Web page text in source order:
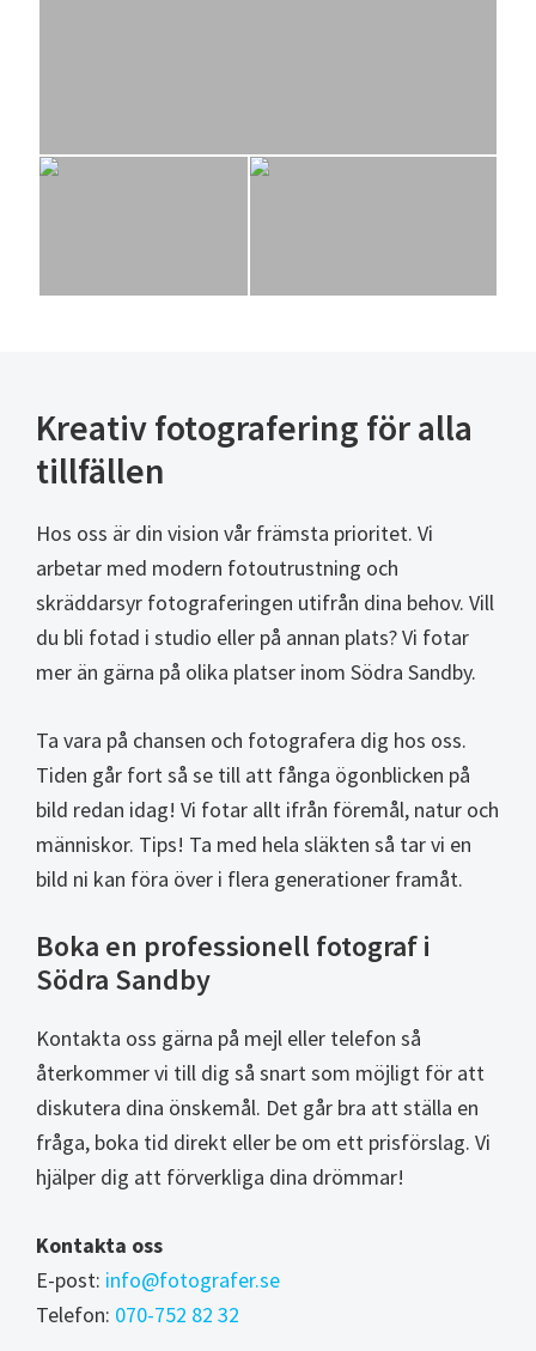
Kreativ fotografering för alla
tillfällen
Hos oss är din vision vår främsta prioritet. Vi
arbetar med modern fotoutrustning och
skräddarsyr fotograferingen utifrån dina behov. Vill
du bli fotad i studio eller på annan plats? Vi fotar
mer än gärna på olika platser inom Södra Sandby.
Ta vara på chansen och fotografera dig hos oss.
Tiden går fort så se till att fånga ögonblicken på
bild redan idag! Vi fotar allt ifrån föremål, natur och
människor. Tips! Ta med hela släkten så tar vi en
bild ni kan föra över i flera generationer framåt.
Boka en professionell fotograf i
Södra Sandby
Kontakta oss gärna på mejl eller telefon så
återkommer vi till dig så snart som möjligt för att
diskutera dina önskemål. Det går bra att ställa en
fråga, boka tid direkt eller be om ett prisförslag. Vi
hjälper dig att förverkliga dina drömmar!
Kontakta oss
E-post: info@fotografer.se
Telefon: 070-752 82 32